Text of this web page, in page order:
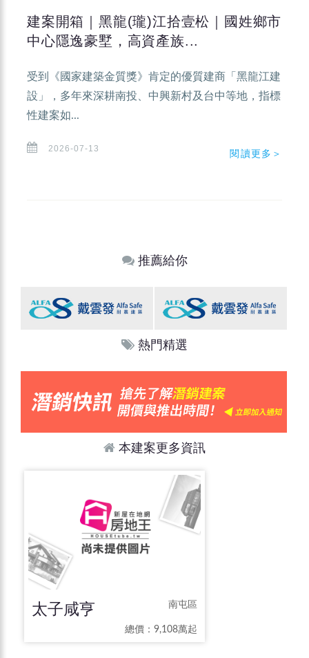
建案開箱｜黑龍(瓏)江拾壹松｜國姓鄉市
中心隱逸豪墅，高資產族...
受到《國家建築金質獎》肯定的優質建商「黑龍江建
設」，多年來深耕南投、中興新村及台中等地，指標
性建案如...
2026-07-13 閱讀更多＞
推薦給你
熱門精選
本建案更多資訊
太子咸亨 南屯區
總價：9,108萬起